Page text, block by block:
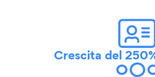
Crescita del